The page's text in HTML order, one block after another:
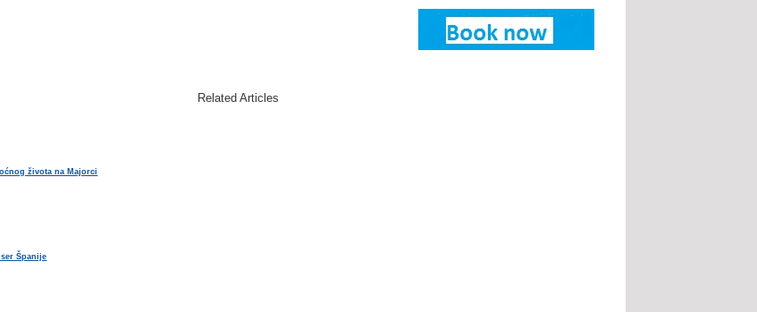
Related Articles
života na Majorci
Španije